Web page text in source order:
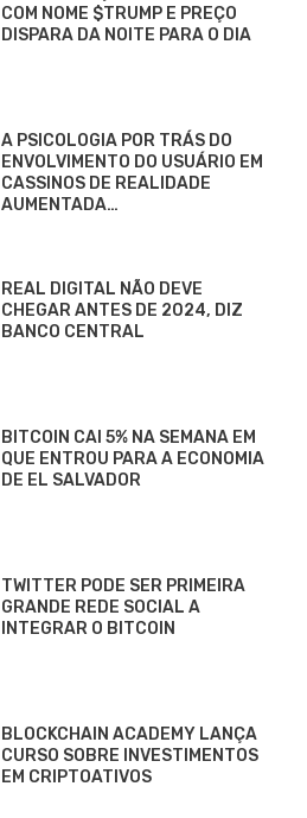
COM NOME $TRUMP E PREÇO
DISPARA DA NOITE PARA O DIA
A PSICOLOGIA POR TRÁS DO
ENVOLVIMENTO DO USUÁRIO EM
CASSINOS DE REALIDADE
AUMENTADA…
REAL DIGITAL NÃO DEVE
CHEGAR ANTES DE 2024, DIZ
BANCO CENTRAL
BITCOIN CAI 5% NA SEMANA EM
QUE ENTROU PARA A ECONOMIA
DE EL SALVADOR
TWITTER PODE SER PRIMEIRA
GRANDE REDE SOCIAL A
INTEGRAR O BITCOIN
BLOCKCHAIN ACADEMY LANÇA
CURSO SOBRE INVESTIMENTOS
EM CRIPTOATIVOS